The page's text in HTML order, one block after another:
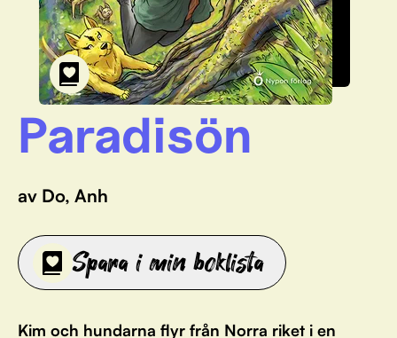
Paradisön
av Do, Anh
Spara i min boklista
Kim och hundarna flyr från Norra riket i en